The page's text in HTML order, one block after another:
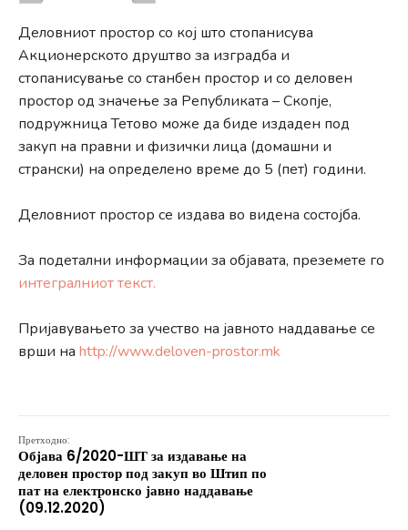
Деловниот простор со кој што стопанисува
Акционерското друштво за изградба и
стопанисување со станбен простор и со деловен
простор од значење за Републиката – Скопје,
подружница Тетово може да биде издаден под
закуп на правни и физички лица (домашни и
странски) на определено време до 5 (пет) години.
Деловниот простор се издава во видена состојба.
За подетални информации за објавата, преземете го
интегралниот текст.
Пријавувањето за учество на јавното наддавање се
врши на http://www.deloven-prostor.mk
Претходно:
Објава 6/2020-ШТ за издавање на
деловен простор под закуп во Штип по
пат на електронско јавно наддавање
(09.12.2020)